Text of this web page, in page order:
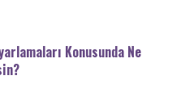
Konusunda Ne